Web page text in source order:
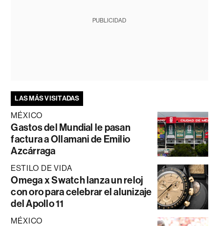
PUBLICIDAD
LAS MÁS VISITADAS
MÉXICO
Gastos del Mundial le pasan
factura a Ollamani de Emilio
Azcárraga
ESTILO DE VIDA
Omega x Swatch lanza un reloj
con oro para celebrar el alunizaje
del Apollo 11
MÉXICO